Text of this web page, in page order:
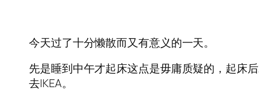
今天过了十分懒散而又有意义的一天。
先是睡到中午才起床这点是毋庸质疑的，起床
去IKEA。